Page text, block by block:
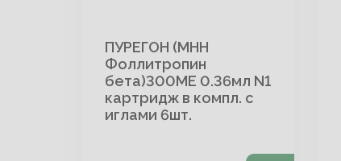
ПУРЕГОН (МНН
Фоллитропин
бета)300МЕ 0.36мл N1
картридж в компл. с
иглами 6шт.